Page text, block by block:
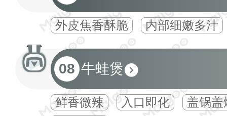
外皮焦香酥脆 内部细嫩多汁
08 牛蛙煲
鲜香微辣 入口即化
盖锅盖